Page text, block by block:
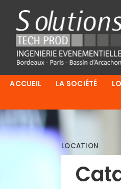
ACCUEIL LA SOCIÉTÉ
LOCATION